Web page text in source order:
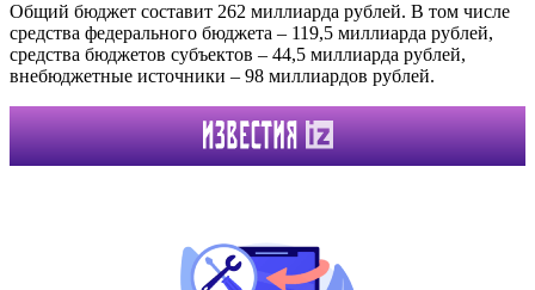
Общий бюджет составит 262 миллиарда рублей. В том числе
средства федерального бюджета – 119,5 миллиарда рублей,
средства бюджетов субъектов – 44,5 миллиарда рублей,
внебюджетные источники – 98 миллиардов рублей.